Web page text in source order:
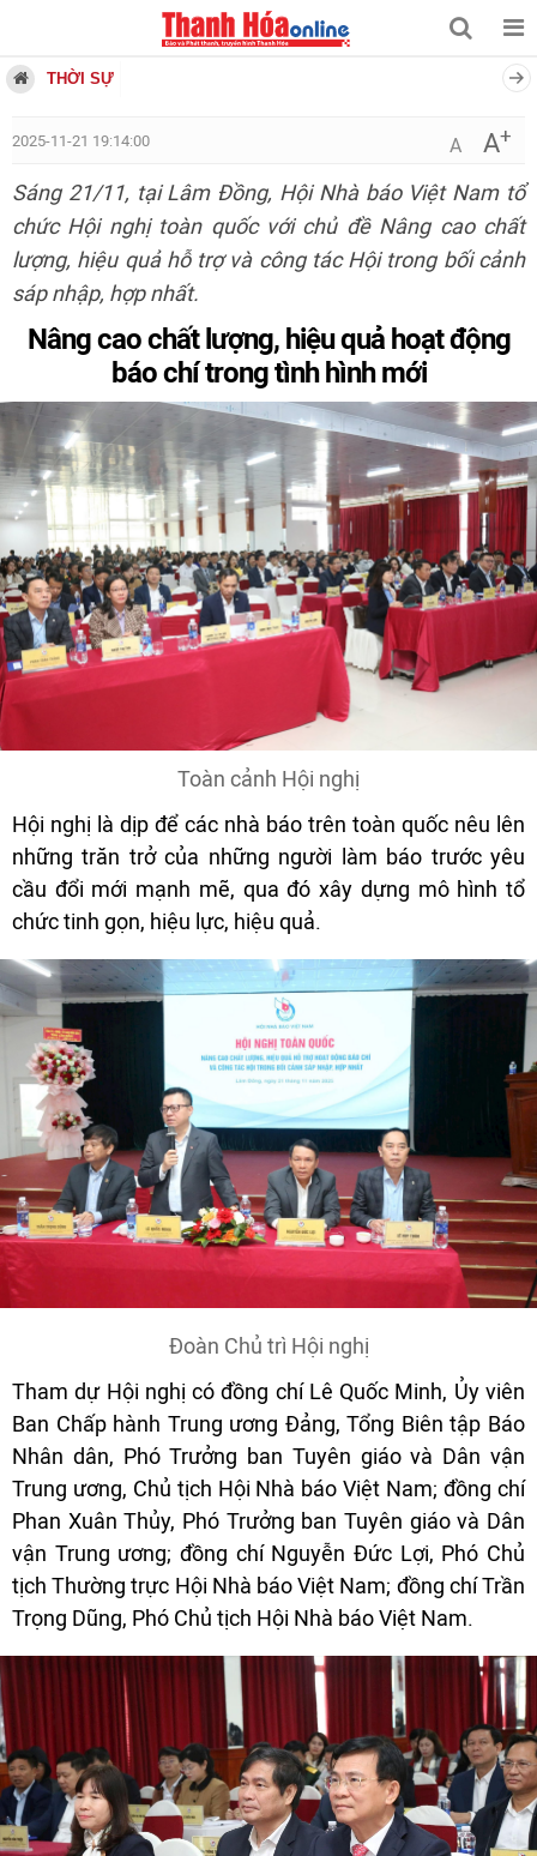
THỜI SỰ
2025-11-21 19:14:00 A A+
Sáng 21/11, tại Lâm Đồng, Hội Nhà báo Việt Nam tổ
chức Hội nghị toàn quốc với chủ đề Nâng cao chất
lượng, hiệu quả hỗ trợ và công tác Hội trong bối cảnh
sáp nhập, hợp nhất.
Nâng cao chất lượng, hiệu quả hoạt động
báo chí trong tình hình mới
Toàn cảnh Hội nghị
Hội nghị là dịp để các nhà báo trên toàn quốc nêu lên
những trăn trở của những người làm báo trước yêu
cầu đổi mới mạnh mẽ, qua đó xây dựng mô hình tổ
chức tinh gọn, hiệu lực, hiệu quả.
Đoàn Chủ trì Hội nghị
Tham dự Hội nghị có đồng chí Lê Quốc Minh, Ủy viên
Ban Chấp hành Trung ương Đảng, Tổng Biên tập Báo
Nhân dân, Phó Trưởng ban Tuyên giáo và Dân vận
Trung ương, Chủ tịch Hội Nhà báo Việt Nam; đồng chí
Phan Xuân Thủy, Phó Trưởng ban Tuyên giáo và Dân
vận Trung ương; đồng chí Nguyễn Đức Lợi, Phó Chủ
tịch Thường trực Hội Nhà báo Việt Nam; đồng chí Trần
Trọng Dũng, Phó Chủ tịch Hội Nhà báo Việt Nam.